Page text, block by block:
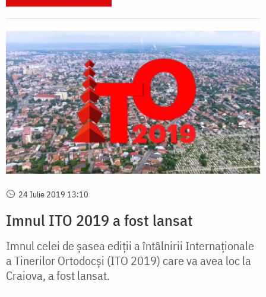
24 Iulie 2019 13:10
Imnul ITO 2019 a fost lansat
Imnul celei de șasea ediții a întâlnirii Internaționale
a Tinerilor Ortodocși (ITO 2019) care va avea loc la
Craiova, a fost lansat.